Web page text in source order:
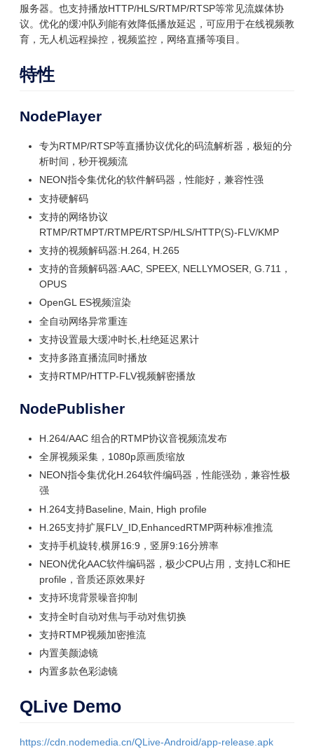
服务器。也支持播放HTTP/HLS/RTMP/RTSP等常见流媒体协
议。优化的缓冲队列能有效降低播放延迟，可应用于在线视频教
育，无人机远程操控，视频监控，网络直播等项目。
特性
NodePlayer
专为RTMP/RTSP等直播协议优化的码流解析器，极短的分
析时间，秒开视频流
NEON指令集优化的软件解码器，性能好，兼容性强
支持硬解码
支持的网络协议
RTMP/RTMPT/RTMPE/RTSP/HLS/HTTP(S)-FLV/KMP
支持的视频解码器:H.264, H.265
支持的音频解码器:AAC, SPEEX, NELLYMOSER, G.711，
OPUS
OpenGL ES视频渲染
全自动网络异常重连
支持设置最大缓冲时长,杜绝延迟累计
支持多路直播流同时播放
支持RTMP/HTTP-FLV视频解密播放
NodePublisher
H.264/AAC 组合的RTMP协议音视频流发布
全屏视频采集，1080p原画质缩放
NEON指令集优化H.264软件编码器，性能强劲，兼容性极
强
H.264支持Baseline, Main, High profile
H.265支持扩展FLV_ID,EnhancedRTMP两种标准推流
支持手机旋转,横屏16:9，竖屏9:16分辨率
NEON优化AAC软件编码器，极少CPU占用，支持LC和HE
profile，音质还原效果好
支持环境背景噪音抑制
支持全时自动对焦与手动对焦切换
支持RTMP视频加密推流
内置美颜滤镜
内置多款色彩滤镜
QLive Demo
https://cdn.nodemedia.cn/QLive-Android/app-release.apk